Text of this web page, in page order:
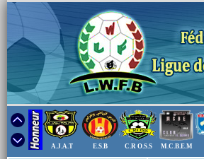
A.J.A.T E.S.B C.R O.S.S M.C.B.E.M